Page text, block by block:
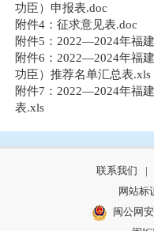
功臣）申报表.doc
附件4：征求意见表.doc
附件5：2022—2024年福
附件6：2022—2024年福
功臣）推荐名单汇总表.xls
附件7：2022—2024年福
表.xls
联系我们 |
网站标
闽公网